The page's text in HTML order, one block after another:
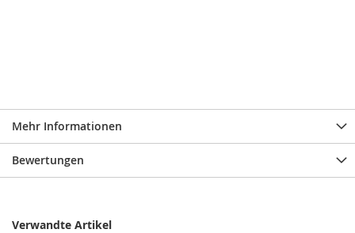
Mehr Informationen
Bewertungen
Verwandte Artikel